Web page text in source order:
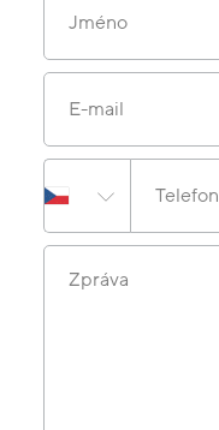
Jméno
E-mail
Telefon
Zpráva